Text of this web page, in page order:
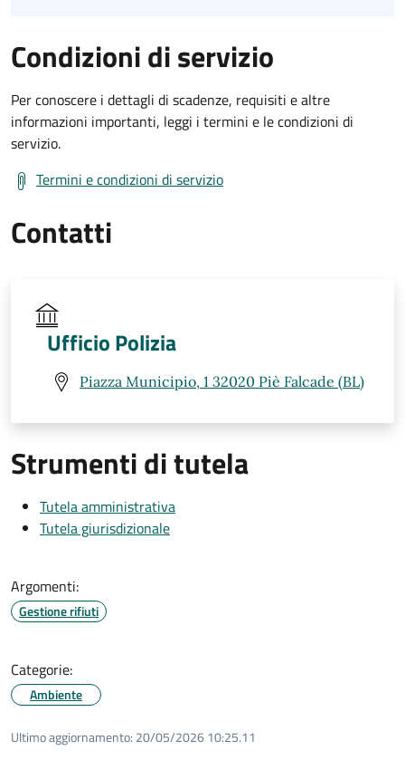
Condizioni di servizio
Per conoscere i dettagli di scadenze, requisiti e altre
informazioni importanti, leggi i termini e le condizioni di
servizio.
Termini e condizioni di servizio
Contatti
Ufficio Polizia
Piazza Municipio, 1 32020 Piè Falcade (BL)
Strumenti di tutela
Tutela amministrativa
Tutela giurisdizionale
Argomenti:
Gestione rifiuti
Categorie:
Ambiente
Ultimo aggiornamento: 20/05/2026 10:25.11